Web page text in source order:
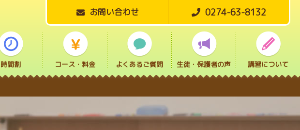
お問い合わせ 0274-63-8132
時間割 コース・料金 よくあるご質問 生徒・保護者の声 講習について